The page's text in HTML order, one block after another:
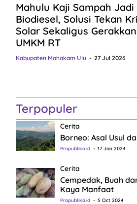
Mahulu Kaji Sampah Jadi
Biodiesel, Solusi Tekan
Solar Sekaligus Gerakkan
UMKM RT
Kabupaten Mahakam Ulu 27 Jul 2026
Terpopuler
Cerita
Borneo: Asal Usul
Propublika.id 17 Jan 2024
Cerita
Cempedak, Buah
Kaya Manfaat
Propublika.id 5 Oct 2024